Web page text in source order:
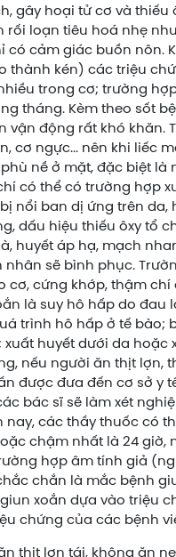
gây hoại tử cơ và thiếu
rối loạn tiêu hoá nhẹ
có cảm giác buồn nôn.
thành kén) các triệu
trong cơ; trường
tháng. Kèm theo sốt
vận động rất khó khăn.
cơ ngực... nên khi liếc
nề ở mặt, đặc biệt là
có thể có trường hợp
nổi ban dị ứng trên da,
dấu hiệu thiếu ôxy tổ
huyết áp hạ, mạch
sẽ bình phục.
cơ, cứng khớp, thậm chí
là suy hô hấp do đau
trình hô hấp ở tế bào;
huyết dưới da hoặc
nếu người ăn thịt lợn,
được đưa đến cơ sở y
bác sĩ sẽ làm xét
nay, các thầy thuốc có
chậm nhất là 24 giờ,
hợp âm tính giả
chắn là mắc bệnh
xoắn dựa vào triệu
chứng của các bệnh
thịt lợn tái, không ăn